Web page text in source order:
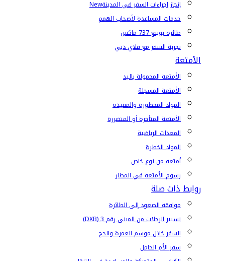
إنجاز إجراءات السفر في المدينةNew
خدمات المساعدة لأصحاب الهمم
طائرة بوينغ 737 ماكس
تجربة السفر مع فلاي دبي
الأمتعة
الأمتعة المحمولة باليد
الأمتعة المسجلة
المواد المحظورة والمقيدة
الأمتعة المتأخرة أو المتضررة
المعدات الرياضية
المواد الخطرة
أمتعة من نوع خاص
رسوم الأمتعة في المطار
روابط ذات صلة
موافقة الصعود إلى الطائرة
تسيير الرحلات من المبنى رقم 3 (DXB)
السفر خلال موسم العمرة والحج
سفر الأم الحامل